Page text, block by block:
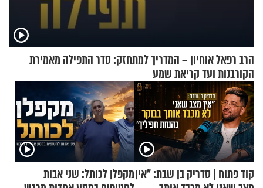
הרב רפאל אוחיון – המדריך למתחזק: סדר התפילה מאמירת
הקורבנות ועד קריאת שמע
קוד פתוח | סדריק בן שבת: "איןמקפלן לכותל: שני אבות